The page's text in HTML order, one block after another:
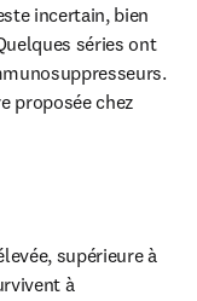
incertain, bien
séries ont
proposée chez
supérieure à
à